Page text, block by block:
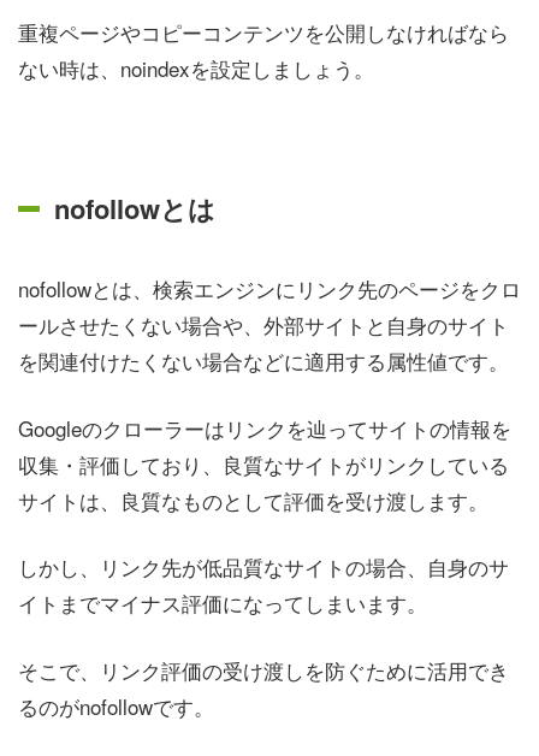
重複ページやコピーコンテンツを公開しなければなら
ない時は、noindexを設定しましょう。
nofollowとは
nofollowとは、検索エンジンにリンク先のページをクロ
ールさせたくない場合や、外部サイトと自身のサイト
を関連付けたくない場合などに適用する属性値です。
Googleのクローラーはリンクを辿ってサイトの情報を
収集・評価しており、良質なサイトがリンクしている
サイトは、良質なものとして評価を受け渡します。
しかし、リンク先が低品質なサイトの場合、自身のサ
イトまでマイナス評価になってしまいます。
そこで、リンク評価の受け渡しを防ぐために活用でき
るのがnofollowです。